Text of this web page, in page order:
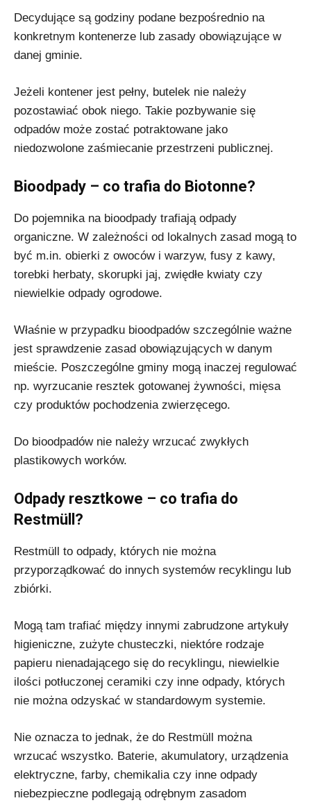
Decydujące są godziny podane bezpośrednio na
konkretnym kontenerze lub zasady obowiązujące w
danej gminie.
Jeżeli kontener jest pełny, butelek nie należy
pozostawiać obok niego. Takie pozbywanie się
odpadów może zostać potraktowane jako
niedozwolone zaśmiecanie przestrzeni publicznej.
Bioodpady – co trafia do Biotonne?
Do pojemnika na bioodpady trafiają odpady
organiczne. W zależności od lokalnych zasad mogą to
być m.in. obierki z owoców i warzyw, fusy z kawy,
torebki herbaty, skorupki jaj, zwiędłe kwiaty czy
niewielkie odpady ogrodowe.
Właśnie w przypadku bioodpadów szczególnie ważne
jest sprawdzenie zasad obowiązujących w danym
mieście. Poszczególne gminy mogą inaczej regulować
np. wyrzucanie resztek gotowanej żywności, mięsa
czy produktów pochodzenia zwierzęcego.
Do bioodpadów nie należy wrzucać zwykłych
plastikowych worków.
Odpady resztkowe – co trafia do
Restmüll?
Restmüll to odpady, których nie można
przyporządkować do innych systemów recyklingu lub
zbiórki.
Mogą tam trafiać między innymi zabrudzone artykuły
higieniczne, zużyte chusteczki, niektóre rodzaje
papieru nienadającego się do recyklingu, niewielkie
ilości potłuczonej ceramiki czy inne odpady, których
nie można odzyskać w standardowym systemie.
Nie oznacza to jednak, że do Restmüll można
wrzucać wszystko. Baterie, akumulatory, urządzenia
elektryczne, farby, chemikalia czy inne odpady
niebezpieczne podlegają odrębnym zasadom